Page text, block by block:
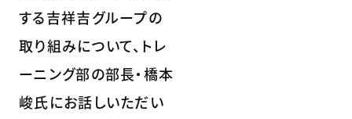
する吉祥吉グループの
取り組みについて、トレ
ーニング部の部長・橋本
峻氏にお話しいただい